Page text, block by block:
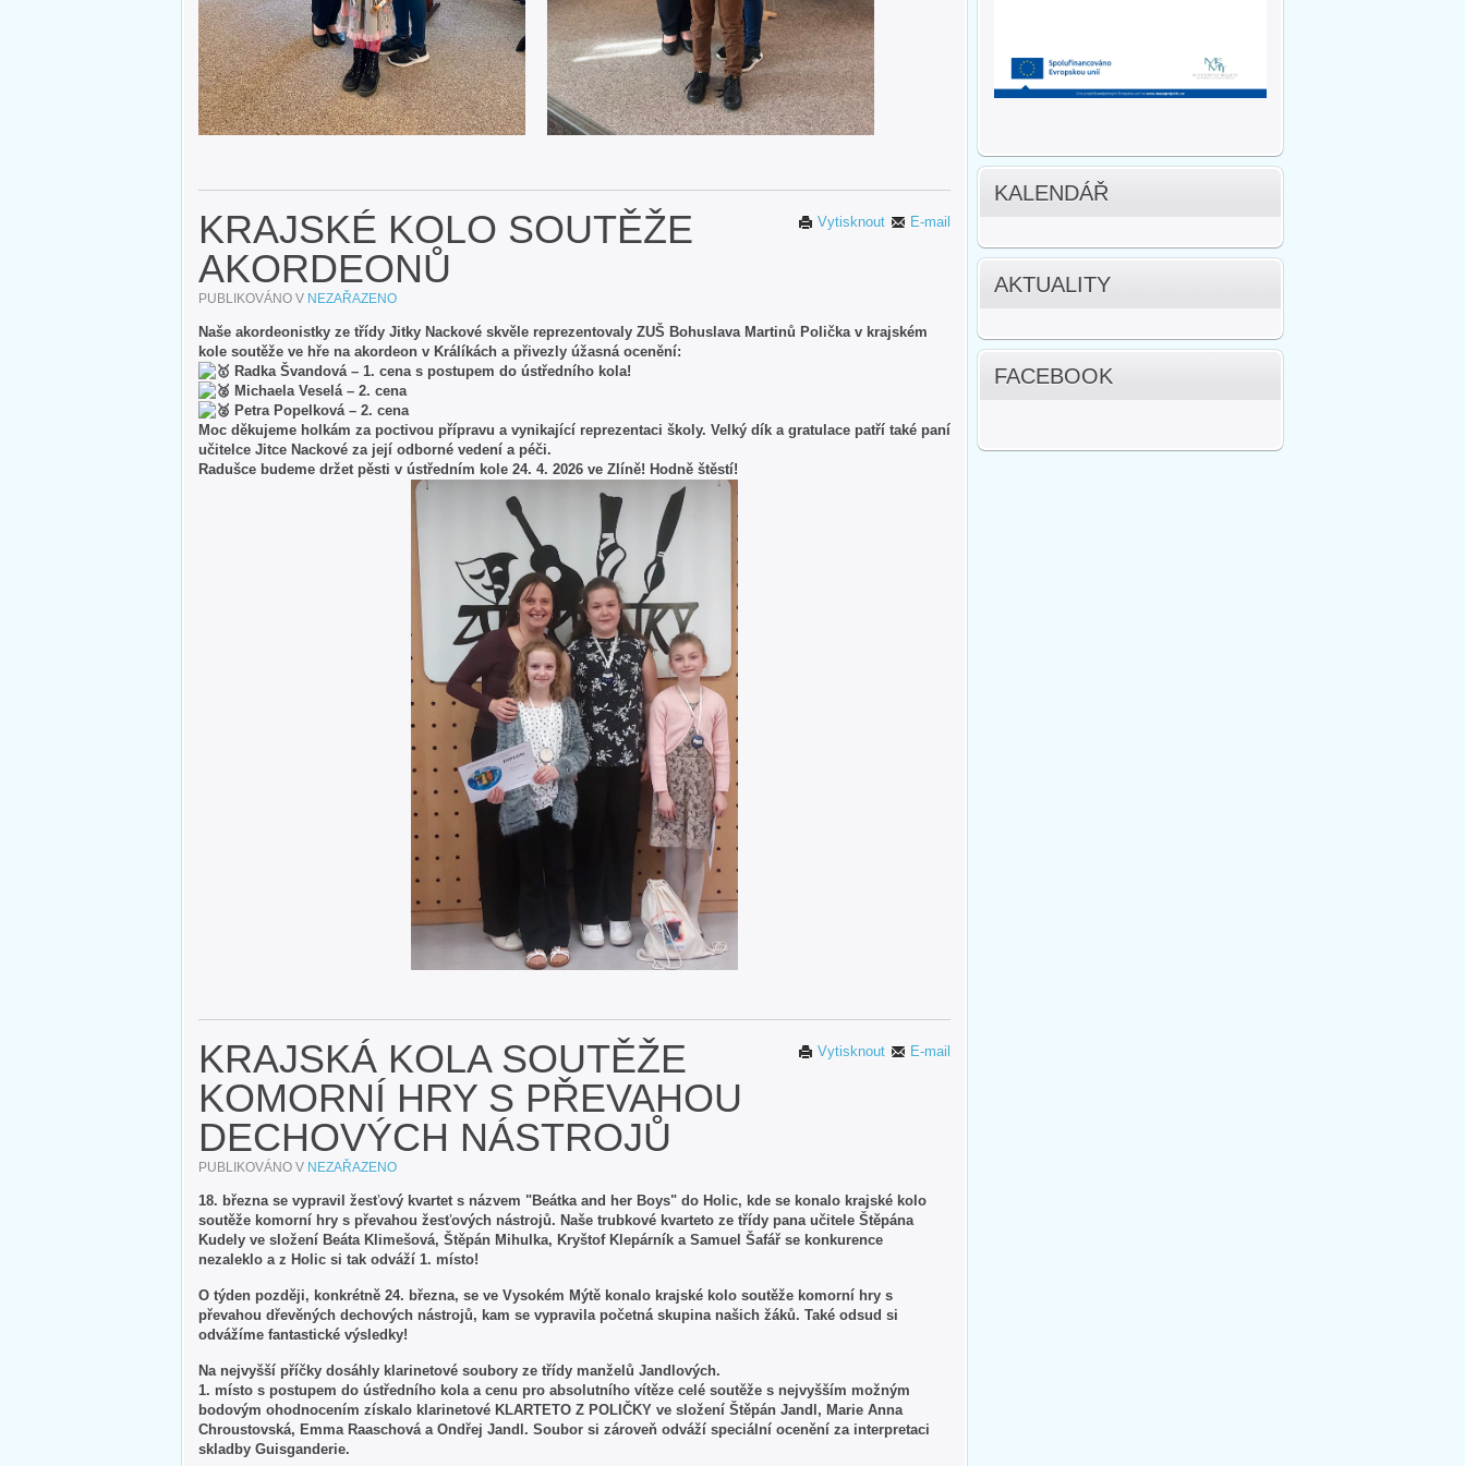
E-mail
Vytisknout
KRAJSKÉ KOLO SOUTĚŽE
AKORDEONŮ
PUBLIKOVÁNO V NEZAŘAZENO
Naše akordeonistky ze třídy Jitky Nackové skvěle reprezentovaly ZUŠ Bohuslava Martinů Polička v krajském
kole soutěže ve hře na akordeon v Králíkách a přivezly úžasná ocenění:
Radka Švandová – 1. cena s postupem do ústředního kola!
Michaela Veselá – 2. cena
Petra Popelková – 2. cena
Moc děkujeme holkám za poctivou přípravu a vynikající reprezentaci školy. Velký dík a gratulace patří také paní
učitelce Jitce Nackové za její odborné vedení a péči.
Radušce budeme držet pěsti v ústředním kole 24. 4. 2026 ve Zlíně! Hodně štěstí!
E-mail
Vytisknout
KRAJSKÁ KOLA SOUTĚŽE
KOMORNÍ HRY S PŘEVAHOU
DECHOVÝCH NÁSTROJŮ
PUBLIKOVÁNO V NEZAŘAZENO
18. března se vypravil žesťový kvartet s názvem "Beátka and her Boys" do Holic, kde se konalo krajské kolo
soutěže komorní hry s převahou žesťových nástrojů. Naše trubkové kvarteto ze třídy pana učitele Štěpána
Kudely ve složení Beáta Klimešová, Štěpán Mihulka, Kryštof Klepárník a Samuel Šafář se konkurence
nezaleklo a z Holic si tak odváží 1. místo!
O týden později, konkrétně 24. března, se ve Vysokém Mýtě konalo krajské kolo soutěže komorní hry s
převahou dřevěných dechových nástrojů, kam se vypravila početná skupina našich žáků. Také odsud si
odvážíme fantastické výsledky!
Na nejvyšší příčky dosáhly klarinetové soubory ze třídy manželů Jandlových.
1. místo s postupem do ústředního kola a cenu pro absolutního vítěze celé soutěže s nejvyšším možným
bodovým ohodnocením získalo klarinetové KLARTETO Z POLIČKY ve složení Štěpán Jandl, Marie Anna
Chroustovská, Emma Raaschová a Ondřej Jandl. Soubor si zároveň odváží speciální ocenění za interpretaci
skladby Guisganderie.
KALENDÁŘ
AKTUALITY
FACEBOOK